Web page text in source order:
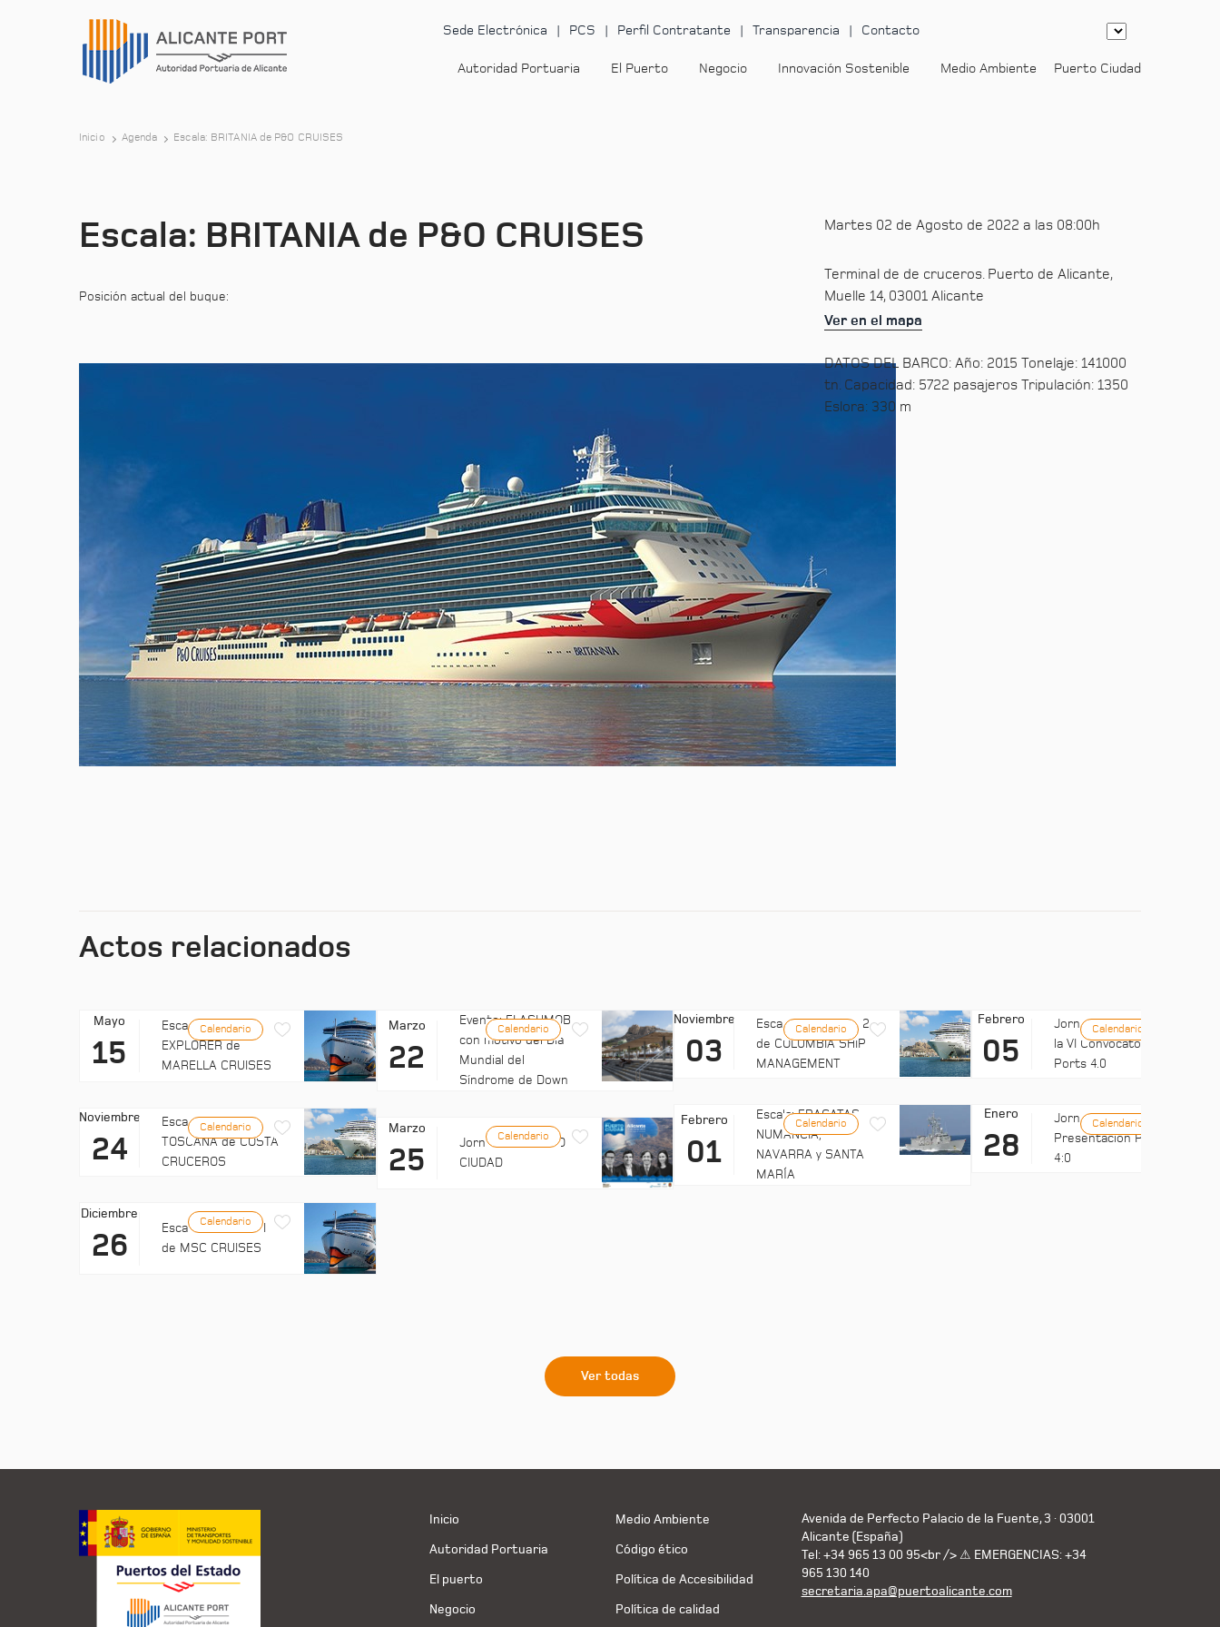
Sede Electrónica PCS Perfil Contratante Transparencia Contacto
Autoridad Portuaria El Puerto Negocio Innovación Sostenible Medio Ambiente Puerto Ciudad
Inicio Agenda Escala: BRITANIA de P&O CRUISES
Escala: BRITANIA de P&O CRUISES
Posición actual del buque:
Martes 02 de Agosto de 2022 a las 08:00h
Terminal de de cruceros. Puerto de Alicante,
Muelle 14, 03001 Alicante
Ver en el mapa
DATOS DEL BARCO: Año: 2015 Tonelaje: 141000
tn. Capacidad: 5722 pasajeros Tripulación: 1350
Eslora: 330 m
Actos relacionados
Mayo
15
Escala: MARELLA
EXPLORER de
MARELLA CRUISES
Calendario
Noviembre
24
Escala: COSTA
TOSCANA de COSTA
CRUCEROS
Calendario
Diciembre
26
Escala: EXPLORA II
de MSC CRUISES
Calendario
Marzo
22
Evento: FLASHMOB
con motivo del Día
Mundial del
Síndrome de Down
Calendario
Marzo
25
Jornadas: PUERTO
CIUDAD
Calendario
Noviembre
03
Escala: CLUB MED 2
de COLUMBIA SHIP
MANAGEMENT
Calendario
Febrero
01
Escala: FRAGATAS
NUMANCIA,
NAVARRA y SANTA
MARÍA
Calendario
Febrero
05
Jornada: Difusión de
la VI Convocatoria de
Ports 4.0
Calendario
Enero
28
Jornadas UMH:
Presentación Ports
4:0
Calendario
Ver todas
Inicio
Autoridad Portuaria
El puerto
Negocio
Medio Ambiente
Código ético
Política de Accesibilidad
Política de calidad
Avenida de Perfecto Palacio de la Fuente, 3 · 03001
Alicante (España)
Tel: +34 965 13 00 95<br /> ⚠ EMERGENCIAS: +34
965 130 140
secretaria.apa@puertoalicante.com